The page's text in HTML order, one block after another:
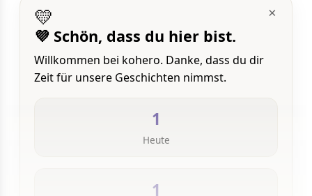
×
💛
💜 Schön, dass du hier bist.
Willkommen bei kohero. Danke, dass du dir
Zeit für unsere Geschichten nimmst.
1
Heute
1